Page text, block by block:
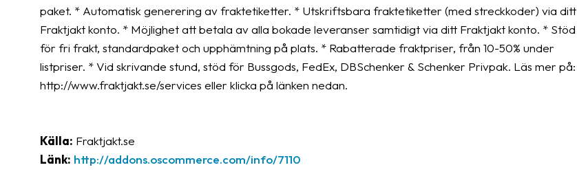
paket. * Automatisk generering av fraktetiketter. * Utskriftsbara fraktetiketter (med streckkoder) via ditt
Fraktjakt konto. * Möjlighet att betala av alla bokade leveranser samtidigt via ditt Fraktjakt konto. * Stöd
för fri frakt, standardpaket och upphämtning på plats. * Rabatterade fraktpriser, från 10-50% under
listpriser. * Vid skrivande stund, stöd för Bussgods, FedEx, DBSchenker & Schenker Privpak. Läs mer på:
http://www.fraktjakt.se/services eller klicka på länken nedan.
Källa: Fraktjakt.se
Länk: http://addons.oscommerce.com/info/7110